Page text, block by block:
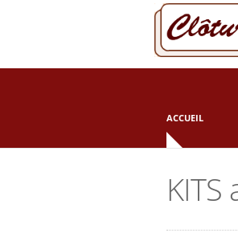
ACCUEIL